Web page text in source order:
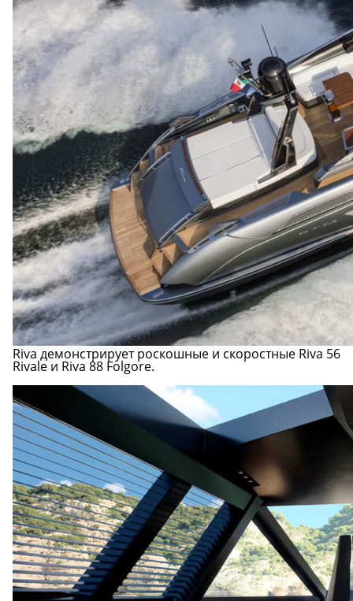
Riva демонстрирует роскошные и скоростные Riva 56
Rivale и Riva 88 Folgore.